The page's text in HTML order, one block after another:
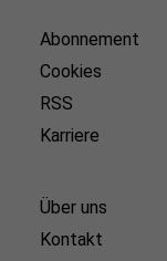
Abonnement
Cookies
RSS
Karriere
Über uns
Kontakt